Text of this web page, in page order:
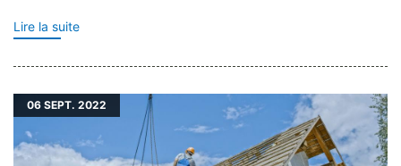
Lire la suite
06 SEPT. 2022